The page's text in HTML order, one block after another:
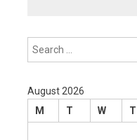
August 2026
M
T W T